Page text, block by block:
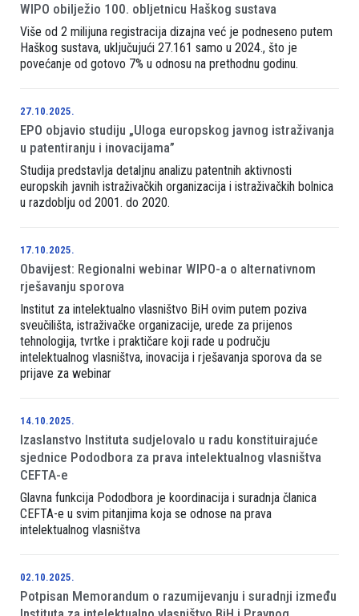
WIPO obilježio 100. obljetnicu Haškog sustava
Više od 2 milijuna registracija dizajna već je podneseno putem
Haškog sustava, uključujući 27.161 samo u 2024., što je
povećanje od gotovo 7% u odnosu na prethodnu godinu.
27.10.2025.
EPO objavio studiju „Uloga europskog javnog istraživanja
u patentiranju i inovacijama”
Studija predstavlja detaljnu analizu patentnih aktivnosti
europskih javnih istraživačkih organizacija i istraživačkih bolnica
u razdoblju od 2001. do 2020.
17.10.2025.
Obavijest: Regionalni webinar WIPO-a o alternativnom
rješavanju sporova
Institut za intelektualno vlasništvo BiH ovim putem poziva
sveučilišta, istraživačke organizacije, urede za prijenos
tehnologija, tvrtke i praktičare koji rade u području
intelektualnog vlasništva, inovacija i rješavanja sporova da se
prijave za webinar
14.10.2025.
Izaslanstvo Instituta sudjelovalo u radu konstituirajuće
sjednice Pododbora za prava intelektualnog vlasništva
CEFTA-e
Glavna funkcija Pododbora je koordinacija i suradnja članica
CEFTA-e u svim pitanjima koja se odnose na prava
intelektualnog vlasništva
02.10.2025.
Potpisan Memorandum o razumijevanju i suradnji između